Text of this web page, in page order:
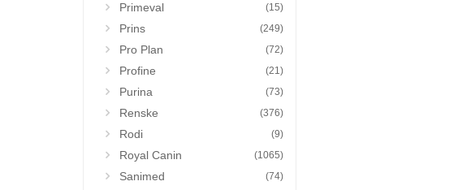
Primeval (15)
Prins (249)
Pro Plan (72)
Profine (21)
Purina (73)
Renske (376)
Rodi (9)
Royal Canin (1065)
Sanimed (74)